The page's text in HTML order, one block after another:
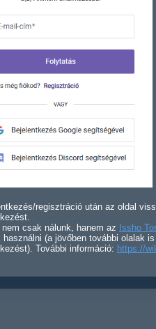
regisztráció után az oldal
csak nálunk, hanem az Issho
használni (a jövőben további olalak
További információ: https://